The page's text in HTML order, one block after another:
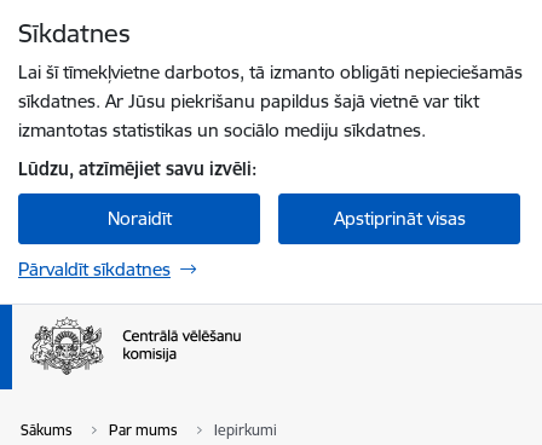
Sīkdatnes
Lai šī tīmekļvietne darbotos, tā izmanto obligāti nepieciešamās
sīkdatnes. Ar Jūsu piekrišanu papildus šajā vietnē var tikt
izmantotas statistikas un sociālo mediju sīkdatnes.
Lūdzu, atzīmējiet savu izvēli:
Noraidīt Apstiprināt visas
Pārvaldīt sīkdatnes
Sākums Par mums Iepirkumi